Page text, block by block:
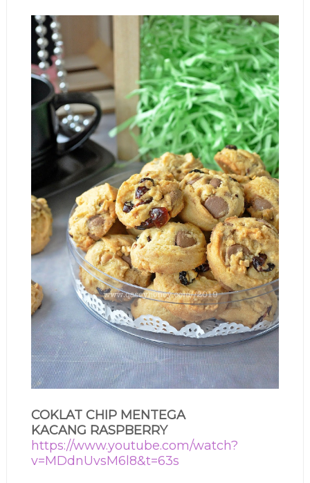
COKLAT CHIP MENTEGA
KACANG RASPBERRY
https://www.youtube.com/watch?
v=MDdnUvsM6l8&t=63s